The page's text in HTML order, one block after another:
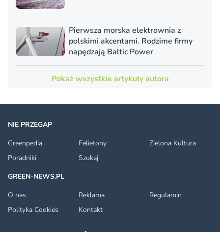
Pierwsza morska elektrownia z
polskimi akcentami. Rodzime firmy
napędzają Baltic Power
Pokaż wszystkie artykuły autora
NIE PRZEGAP
Greenpedia
Felietony
Zielona Kultura
Poradniki
Szukaj
GREEN-NEWS.PL
O nas
Reklama
Regulamin
Polityka Cookies
Kontakt